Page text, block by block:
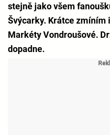
stejně jako všem
Švýcarky. Krátce zmíním
Markéty Vondroušové.
dopadne.